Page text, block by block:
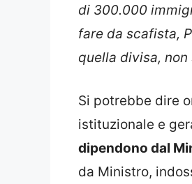
di 300.000
fare da scafista,
quella divisa, non
Si potrebbe dire
istituzionale e
dipendono dal
da Ministro,